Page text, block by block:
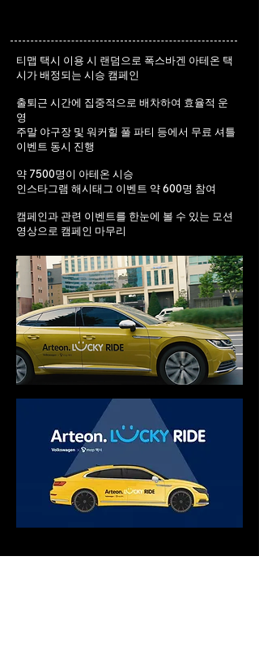
티맵 택시 이용 시 랜덤으로 폭스바겐 아테온 택
시가 배정되는 시승 캠페인
출퇴근 시간에 집중적으로 배차하여 효율적 운
영
주말 야구장 및 워커힐 풀 파티 등에서 무료 셔틀
이벤트 동시 진행
약 7500명이 아테온 시승
인스타그램 해시태그 이벤트 약 600명 참여
캠페인과 관련 이벤트를 한눈에 볼 수 있는 모션
영상으로 캠페인 마무리